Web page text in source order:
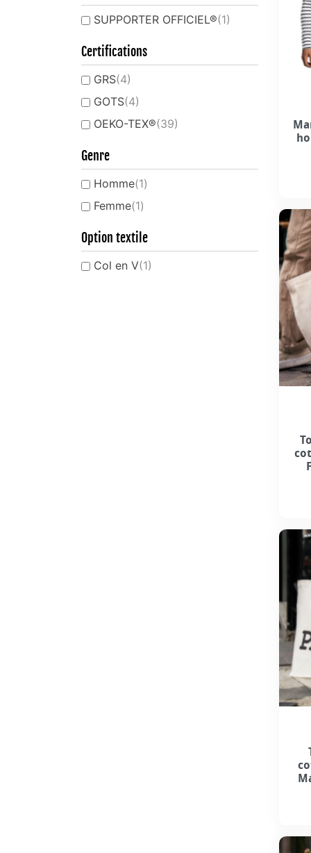
SUPPORTER OFFICIEL®(1)
Certifications
GRS(4)
GOTS(4)
OEKO-TEX®(39)
Genre
Homme(1)
Femme(1)
Option textile
Col en V(1)